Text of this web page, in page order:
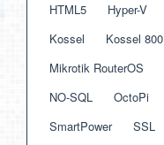
HTML5
Hyper-V
Kossel
Kossel 800
Mikrotik RouterOS
NO-SQL
OctoPi
SmartPower
SSL